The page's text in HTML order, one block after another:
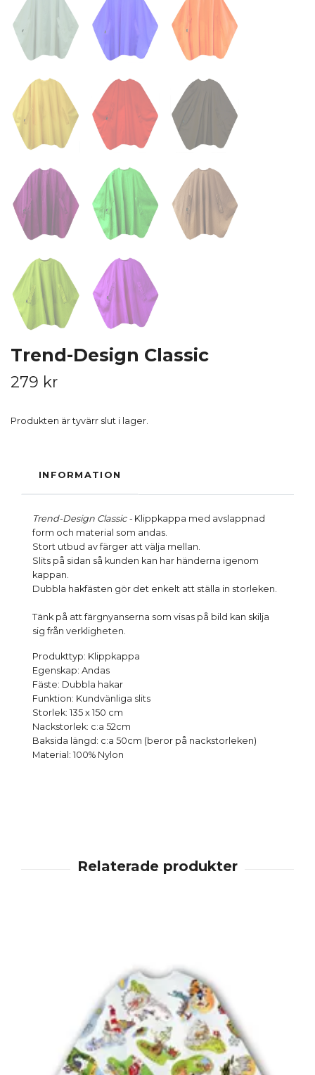
Trend-Design Classic
279 kr
Produkten är tyvärr slut i lager.
INFORMATION
Trend-Design Classic - Klippkappa med avslappnad
form och material som andas.
Stort utbud av färger att välja mellan.
Slits på sidan så kunden kan har händerna igenom
kappan.
Dubbla hakfästen gör det enkelt att ställa in storleken.
Tänk på att färgnyanserna som visas på bild kan skilja
sig från verkligheten.
Produkttyp: Klippkappa
Egenskap: Andas
Fäste: Dubbla hakar
Funktion: Kundvänliga slits
Storlek: 135 x 150 cm
Nackstorlek: c:a 52cm
Baksida längd: c:a 50cm (beror på nackstorleken)
Material: 100% Nylon